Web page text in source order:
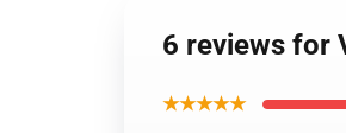
6 reviews for
★★★★★